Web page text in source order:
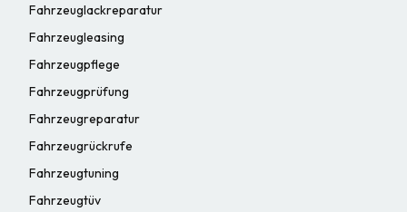
Fahrzeuglackreparatur
Fahrzeugleasing
Fahrzeugpflege
Fahrzeugprüfung
Fahrzeugreparatur
Fahrzeugrückrufe
Fahrzeugtuning
Fahrzeugtüv